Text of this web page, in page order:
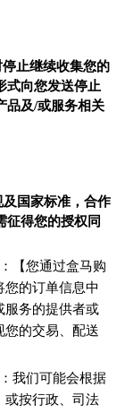
止继续收集您的
式向您发送停止
品及/或服务相关
国家标准，合作
征得您的授权同
【您通过盒马购
的订单信息中
服务的提供者或
您的交易、配送
我们可能会根据
或按行政、司法